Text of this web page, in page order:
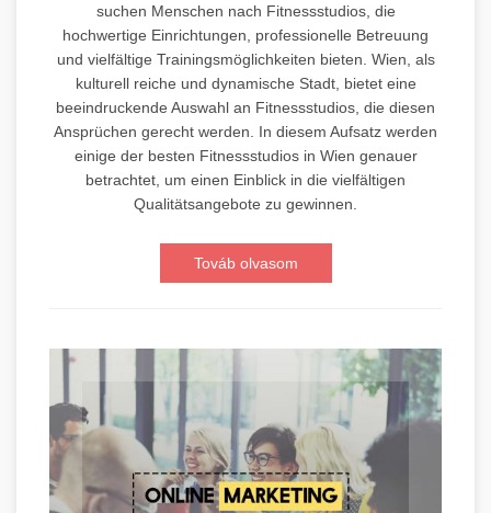
suchen Menschen nach Fitnessstudios, die
hochwertige Einrichtungen, professionelle Betreuung
und vielfältige Trainingsmöglichkeiten bieten. Wien, als
kulturell reiche und dynamische Stadt, bietet eine
beeindruckende Auswahl an Fitnessstudios, die diesen
Ansprüchen gerecht werden. In diesem Aufsatz werden
einige der besten Fitnessstudios in Wien genauer
betrachtet, um einen Einblick in die vielfältigen
Qualitätsangebote zu gewinnen.
Továb olvasom